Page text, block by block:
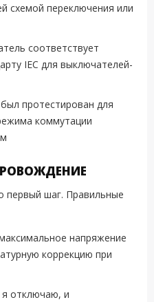
схемой переключения или
соответствует
IEC для выключателей-
протестирован для
коммутации
первый шаг. Правильные
напряжение
коррекцию при
я отключаю, и